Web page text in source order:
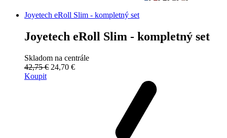
Joyetech eRoll Slim - kompletný set
Joyetech eRoll Slim - kompletný set
Skladom na centrále
42,75 € 24,70 €
Koupit